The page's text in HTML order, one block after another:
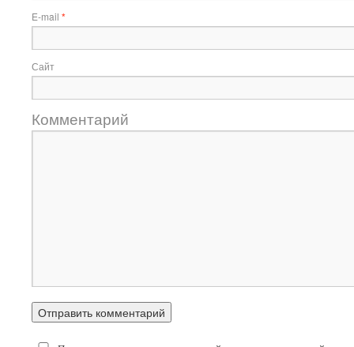
E-mail *
Сайт
Комментарий